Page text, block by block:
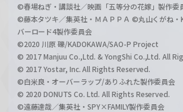
©春場ねぎ・講談社／映画「五等分の花嫁」製作委
©藤本タツキ／集英社・ＭＡＰＰＡ ©丸山くがね・
バーロード4製作委員会
©2020 川原 礫/KADOKAWA/SAO-P Project
© 2017 Manjuu Co.,Ltd. & YongShi Co.,Ltd. All
© 2017 Yostar, Inc. All Rights Reserved.
©白米良・オーバーラップ/ありふれた製作委員会
© 2020 DONUTS Co. Ltd. All Rights Reserved.
©遠藤達哉／集英社・SPY×FAMILY製作委員会